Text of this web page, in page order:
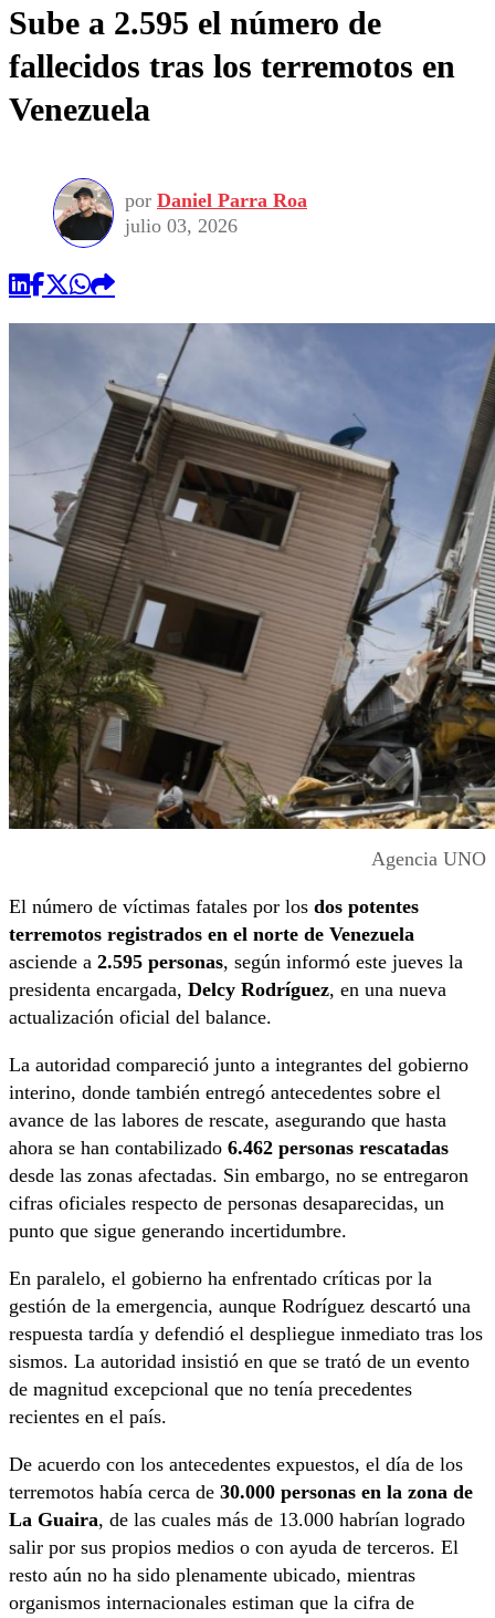
Sube a 2.595 el número de
fallecidos tras los terremotos en
Venezuela
por Daniel Parra Roa
julio 03, 2026
Agencia UNO
El número de víctimas fatales por los dos potentes
terremotos registrados en el norte de Venezuela
asciende a 2.595 personas, según informó este jueves la
presidenta encargada, Delcy Rodríguez, en una nueva
actualización oficial del balance.
La autoridad compareció junto a integrantes del gobierno
interino, donde también entregó antecedentes sobre el
avance de las labores de rescate, asegurando que hasta
ahora se han contabilizado 6.462 personas rescatadas
desde las zonas afectadas. Sin embargo, no se entregaron
cifras oficiales respecto de personas desaparecidas, un
punto que sigue generando incertidumbre.
En paralelo, el gobierno ha enfrentado críticas por la
gestión de la emergencia, aunque Rodríguez descartó una
respuesta tardía y defendió el despliegue inmediato tras los
sismos. La autoridad insistió en que se trató de un evento
de magnitud excepcional que no tenía precedentes
recientes en el país.
De acuerdo con los antecedentes expuestos, el día de los
terremotos había cerca de 30.000 personas en la zona de
La Guaira, de las cuales más de 13.000 habrían logrado
salir por sus propios medios o con ayuda de terceros. El
resto aún no ha sido plenamente ubicado, mientras
organismos internacionales estiman que la cifra de